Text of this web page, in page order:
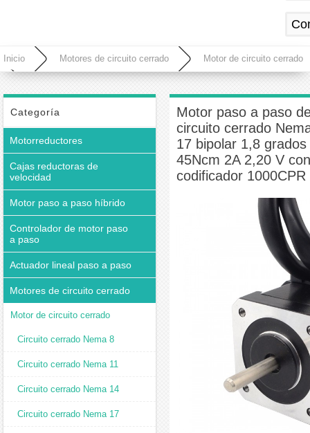
Inicio Motores de circuito cerrado Motor de circuito cerrado
2,20 V con codificador 1000CPR
Categoría
Motorreductores
Cajas reductoras de
velocidad
Motor paso a paso híbrido
Controlador de motor paso
a paso
Actuador lineal paso a paso
Motores de circuito cerrado
Motor de circuito cerrado
Circuito cerrado Nema 8
Circuito cerrado Nema 11
Circuito cerrado Nema 14
Circuito cerrado Nema 17
Motor paso a paso
circuito cerrado
17 bipolar 1,8 grados
45Ncm 2A 2,20 V con
codificador 1000CPR